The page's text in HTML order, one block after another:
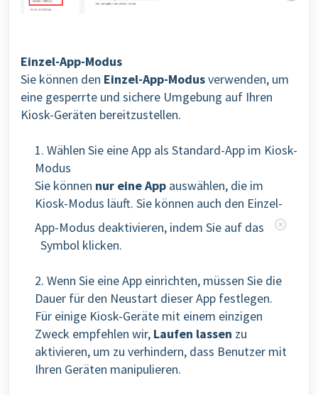
Einzel-App-Modus
Sie können den Einzel-App-Modusverwenden, um
eine gesperrte und sichere Umgebung auf Ihren
Kiosk-Geräten bereitzustellen.
1. Wählen Sie eine App als Standard-App im Kiosk-
Modus
Sie können nur eine App auswählen, die im
Kiosk-Modus läuft. Sie können auch den Einzel-
App-Modus deaktivieren, indem Sie auf das
Symbol klicken.
2. Wenn Sie eine App einrichten, müssen Sie die
Dauer für den Neustart dieser App festlegen.
Für einige Kiosk-Geräte mit einem einzigen
Zweck empfehlen wir, Laufen lassen zu
aktivieren, um zu verhindern, dass Benutzer mit
Ihren Geräten manipulieren.